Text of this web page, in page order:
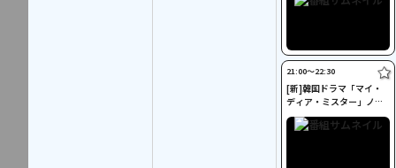
21:00〜22:30
[新]韓国ドラマ「マイ・
ディア・ミスター」ノー
カット字幕版 #1